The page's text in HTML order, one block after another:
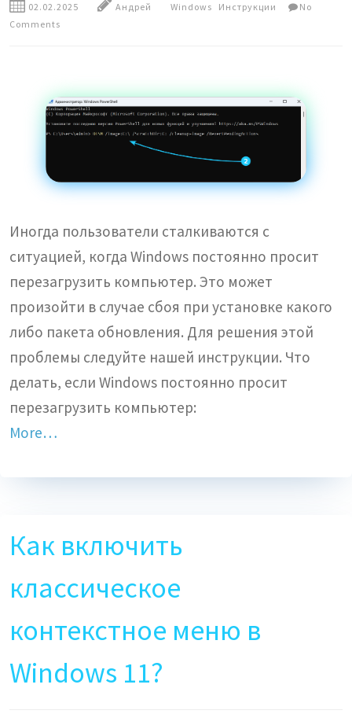
02.02.2025 Андрей Windows Инструкции
No
Comments
Иногда пользователи сталкиваются с
ситуацией, когда Windows постоянно просит
перезагрузить компьютер. Это может
произойти в случае сбоя при установке какого
либо пакета обновления. Для решения этой
проблемы следуйте нашей инструкции. Что
делать, если Windows постоянно просит
перезагрузить компьютер:
More…
Как включить
классическое
контекстное меню в
Windows 11?